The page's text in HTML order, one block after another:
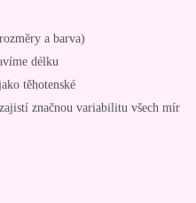
a barva)
délku
těhotenské
značnou variabilitu všech mír